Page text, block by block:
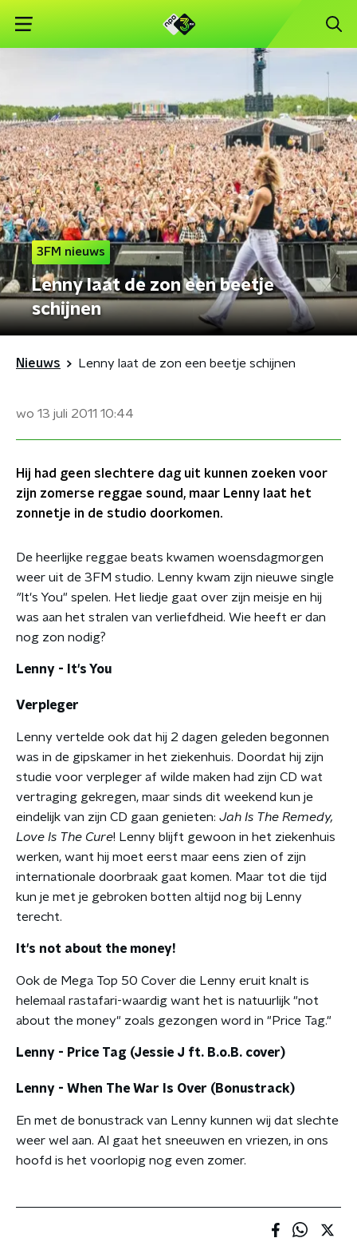
3FM nieuws
Lenny laat de zon een beetje
schijnen
Nieuws Lenny laat de zon een beetje schijnen
wo 13 juli 2011 10:44
Hij had geen slechtere dag uit kunnen zoeken voor
zijn zomerse reggae sound, maar Lenny laat het
zonnetje in de studio doorkomen.
De heerlijke reggae beats kwamen woensdagmorgen
weer uit de 3FM studio. Lenny kwam zijn nieuwe single
"It's You" spelen. Het liedje gaat over zijn meisje en hij
was aan het stralen van verliefdheid. Wie heeft er dan
nog zon nodig?
Lenny - It's You
Verpleger
Lenny vertelde ook dat hij 2 dagen geleden begonnen
was in de gipskamer in het ziekenhuis. Doordat hij zijn
studie voor verpleger af wilde maken had zijn CD wat
vertraging gekregen, maar sinds dit weekend kun je
eindelijk van zijn CD gaan genieten: Jah Is The Remedy,
Love Is The Cure! Lenny blijft gewoon in het ziekenhuis
werken, want hij moet eerst maar eens zien of zijn
internationale doorbraak gaat komen. Maar tot die tijd
kun je met je gebroken botten altijd nog bij Lenny
terecht.
It's not about the money!
Ook de Mega Top 50 Cover die Lenny eruit knalt is
helemaal rastafari-waardig want het is natuurlijk "not
about the money" zoals gezongen word in "Price Tag."
Lenny - Price Tag (Jessie J ft. B.o.B. cover)
Lenny - When The War Is Over (Bonustrack)
En met de bonustrack van Lenny kunnen wij dat slechte
weer wel aan. Al gaat het sneeuwen en vriezen, in ons
hoofd is het voorlopig nog even zomer.